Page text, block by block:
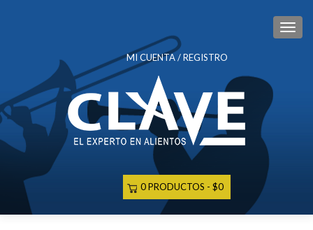
MI CUENTA / REGISTRO
0 PRODUCTOS $0